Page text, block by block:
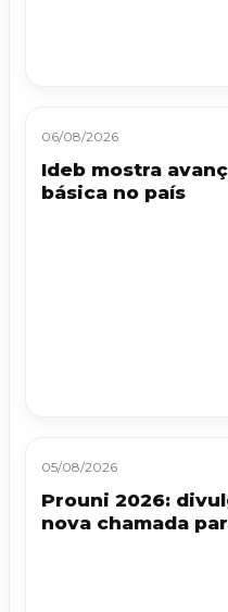
06/08/2026
Ideb mostra
básica no país
05/08/2026
Prouni 2026:
nova chamada